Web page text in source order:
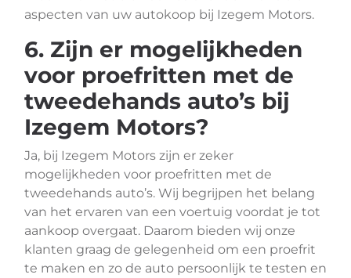
aspecten van uw autokoop bij Izegem Motors.
6. Zijn er mogelijkheden
voor proefritten met de
tweedehands auto’s bij
Izegem Motors?
Ja, bij Izegem Motors zijn er zeker
mogelijkheden voor proefritten met de
tweedehands auto’s. Wij begrijpen het belang
van het ervaren van een voertuig voordat je tot
aankoop overgaat. Daarom bieden wij onze
klanten graag de gelegenheid om een proefrit
te maken en zo de auto persoonlijk te testen en